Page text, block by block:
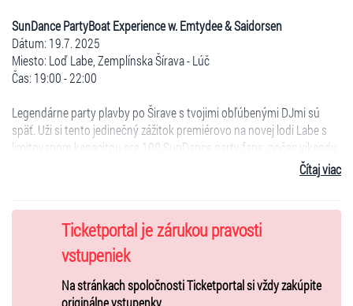
SunDance PartyBoat Experience w. Emtydee & Saidorsen
Dátum: 19.7. 2025
Miesto: Loď Labe, Zemplínska Šírava - Lúč
Čas: 19:00 - 22:00
Legendárne party plavby po Širave s tvojimi obľúbenými DJmi sú
späť. Uži si tento jedinečný zážitok premiérovo na novej lodi Labe s
limitovanom kapacitou pre 100 SunDance party fans, počas víkendu
pokračovaním v prístave je to, čo chceš zažiť s kamošmi.
Úžasná atmosféra, skvelé dj sety na hornej palube lode Labe, drinky, k
tomu scenéria Šíravy a západ slnka. Nenechaj si to ujsť, bude to
Čítaj viac
Ticketportal je zárukou pravosti
vstupeniek
Na stránkach spoločnosti Ticketportal si vždy zakúpite
originálne vstupenky.